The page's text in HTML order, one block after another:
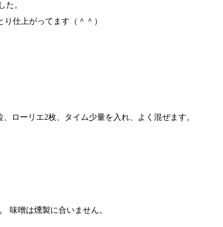
た。
り仕上がってます（＾＾）
ローリエ2枚、タイム少量を入れ、よく混ぜます。
味噌は燻製に合いません。